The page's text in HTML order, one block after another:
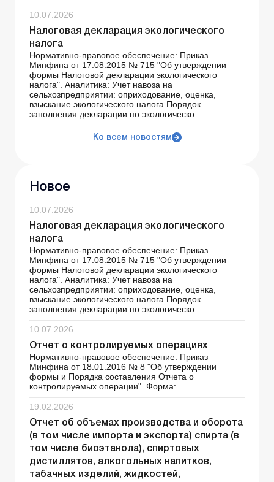
10.07.2026
Налоговая декларация экологического
налога
Нормативно-правовое обеспечение: Приказ
Минфина от 17.08.2015 № 715 "Об утверждении
формы Налоговой декларации экологического
налога". Аналитика: Учет навоза на
сельхозпредприятии: оприходование, оценка,
взыскание экологического налога Порядок
заполнения декларации по экологическо...
Ко всем новостям
Новое
10.07.2026
Налоговая декларация экологического
налога
Нормативно-правовое обеспечение: Приказ
Минфина от 17.08.2015 № 715 "Об утверждении
формы Налоговой декларации экологического
налога". Аналитика: Учет навоза на
сельхозпредприятии: оприходование, оценка,
взыскание экологического налога Порядок
заполнения декларации по экологическо...
10.07.2026
Отчет о контролируемых операциях
Нормативно-правовое обеспечение: Приказ
Минфина от 18.01.2016 № 8 "Об утверждении
формы и Порядка составления Отчета о
контролируемых операции". Форма:
19.02.2026
Отчет об объемах производства и оборота
(в том числе импорта и экспорта) спирта (в
том числе биоэтанола), спиртовых
дистиллятов, алкогольных напитков,
табачных изделий, жидкостей,